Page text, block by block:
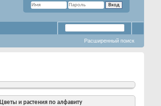
Расширенный поиск
Цветы и растения по алфавиту